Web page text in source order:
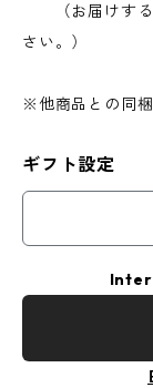
（お届けする
さい。）
※他商品との同
ギフト設定